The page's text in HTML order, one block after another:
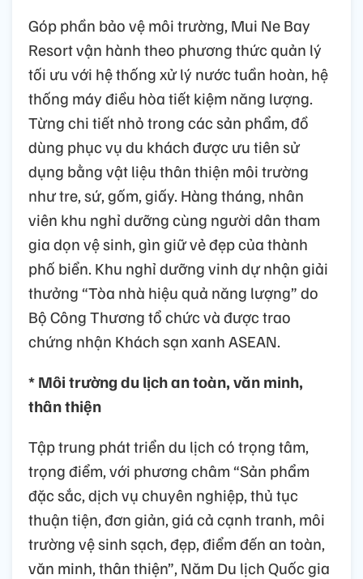
Góp phần bảo vệ môi trường, Mui Ne Bay
Resort vận hành theo phương thức quản lý
tối ưu với hệ thống xử lý nước tuần hoàn, hệ
thống máy điều hòa tiết kiệm năng lượng.
Từng chi tiết nhỏ trong các sản phẩm, đồ
dùng phục vụ du khách được ưu tiên sử
dụng bằng vật liệu thân thiện môi trường
như tre, sứ, gốm, giấy. Hàng tháng, nhân
viên khu nghỉ dưỡng cùng người dân tham
gia dọn vệ sinh, gìn giữ vẻ đẹp của thành
phố biển. Khu nghỉ dưỡng vinh dự nhận giải
thưởng “Tòa nhà hiệu quả năng lượng” do
Bộ Công Thương tổ chức và được trao
chứng nhận Khách sạn xanh ASEAN.
* Môi trường du lịch an toàn, văn minh,
thân thiện
Tập trung phát triển du lịch có trọng tâm,
trọng điểm, với phương châm “Sản phẩm
đặc sắc, dịch vụ chuyên nghiệp, thủ tục
thuận tiện, đơn giản, giá cả cạnh tranh, môi
trường vệ sinh sạch, đẹp, điểm đến an toàn,
văn minh, thân thiện”, Năm Du lịch Quốc gia